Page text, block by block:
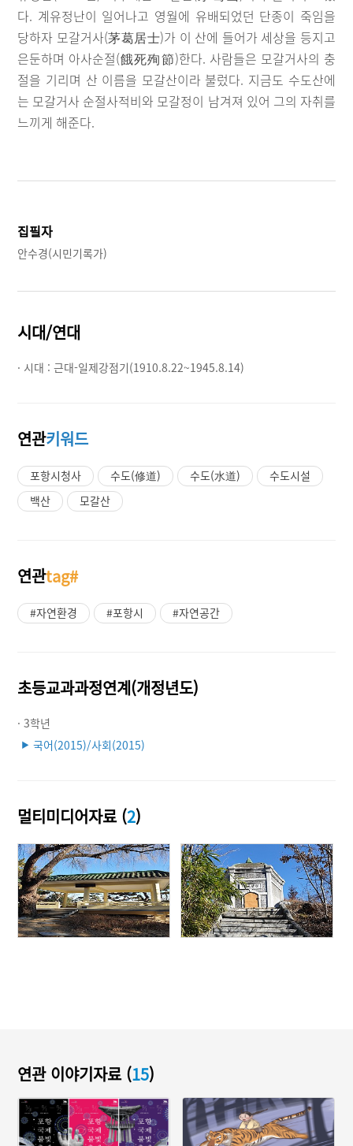
다. 계유정난이 일어나고 영월에 유배되었던 단종이 죽임을
당하자 모갈거사(茅葛居士)가 이 산에 들어가 세상을 등지고
은둔하며 아사순절(餓死殉節)한다. 사람들은 모갈거사의 충
절을 기리며 산 이름을 모갈산이라 불렀다. 지금도 수도산에
는 모갈거사 순절사적비와 모갈정이 남겨져 있어 그의 자취를
느끼게 해준다.
집필자
안수경(시민기록가)
시대/연대
· 시대 :근대-일제강점기(1910.8.22~1945.8.14)
연관키워드
포항시청사 수도(修道) 수도(水道)
수도시설
백산
모갈산
연관tag#
#자연환경 #포항시 #자연공간
초등교과과정연계(개정년도)
· 3학년
▶ 국어(2015)/사회(2015)
멀티미디어자료 (2)
연관 이야기자료 (15)